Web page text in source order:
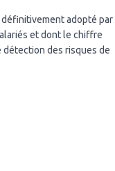
adopté par
et dont le chiffre
détection des risques de